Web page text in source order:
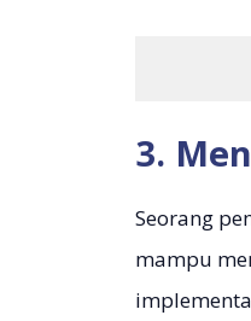
3.
Seorang
mampu